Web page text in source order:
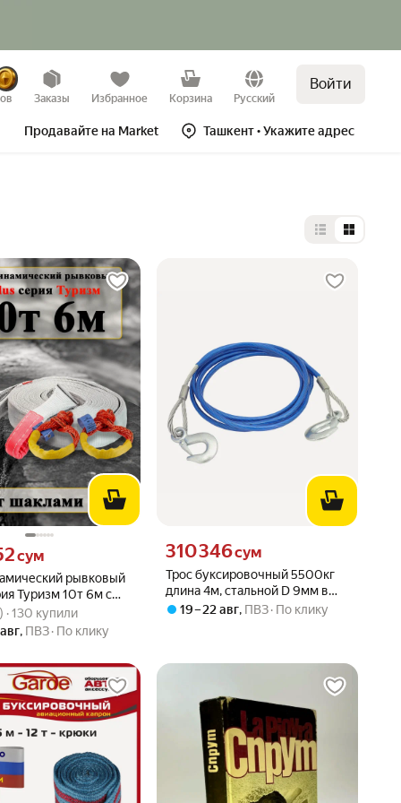
Заказы Избранное Корзина Русский
Войти
Продавайте на Market Ташкент• Укажите адрес
Выбор типа
рывковый
Туризм 10т 6м с
UTX08 (2 шт.) и
хранения
сум вместо
сум
5.0 из 5
· 130 купили
· 130 купили
, ПВЗ По клику
Трос буксировочный 5500кг
длина 4м, стальной D 9мм в
оплетке (с крюками) в чехле
Цена 310346 сум вместо
310 346сум
19 – 22 авг, ПВЗ По клику